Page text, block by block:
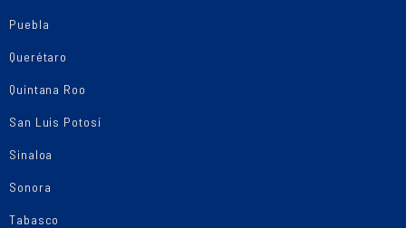
Puebla
Querétaro
Quintana Roo
San Luis Potosí
Sinaloa
Sonora
Tabasco